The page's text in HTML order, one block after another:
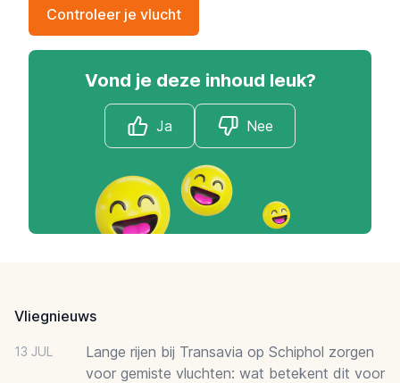
Controleer je vlucht
Vond je deze inhoud leuk?
Ja Nee
Vliegnieuws
13 JUL
Lange rijen bij Transavia op Schiphol zorgen
voor gemiste vluchten: wat betekent dit voor